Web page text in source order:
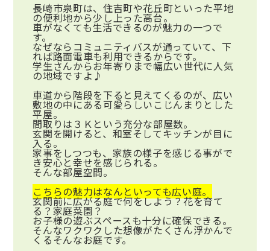
長崎市泉町は、住吉町や花丘町といった平地
の便利地から少し上った高台。
車がなくても生活できるのが魅力の一つで
す。
なぜならコミュニティバスが通っていて、下
れば路面電車も利用できるからです。
学生さんからお年寄りまで幅広い世代に人気
の地域ですよ♪
車道から階段を下ると見えてくるのが、広い
敷地の中にある可愛らしいこじんまりとした
平屋。
間取りは３Ｋという充分な部屋数。
玄関を開けると、和室そしてキッチンが目に
入る。
家事をしつつも、家族の様子を感じる事がで
き安心と幸せを感じられる。
そんな部屋空間。
こちらの魅力はなんといっても広い庭。
玄関前に広がる庭で何をしよう？花を育て
る？家庭菜園？
お子様の遊ぶスペースも十分に確保できる。
そんなワクワクした想像がたくさん浮かんで
くるそんなお庭です。